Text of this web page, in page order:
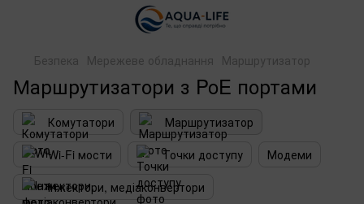
Безпека Мережеве обладнання Маршрутизатор
Маршрутизатори з PoE портами
Комутатори
Маршрутизатор
Wi-Fi мости
Точки доступу
Модеми
Інжектори, медіаконвертори